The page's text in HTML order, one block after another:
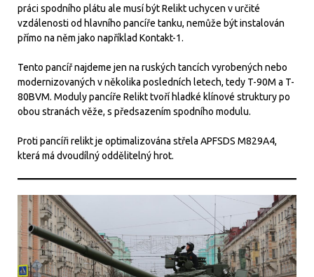
práci spodního plátu ale musí být Relikt uchycen v určité
vzdálenosti od hlavního pancíře tanku, nemůže být instalován
přímo na něm jako například Kontakt-1.
Tento pancíř najdeme jen na ruských tancích vyrobených nebo
modernizovaných v několika posledních letech, tedy T-90M a T-
80BVM. Moduly pancíře Relikt tvoří hladké klínové struktury po
obou stranách věže, s předsazením spodního modulu.
Proti pancíři relikt je optimalizována střela APFSDS M829A4,
která má dvoudílný oddělitelný hrot.